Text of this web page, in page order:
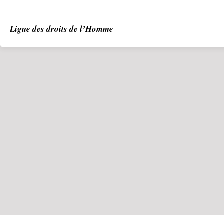
Ligue des droits de l’Homme